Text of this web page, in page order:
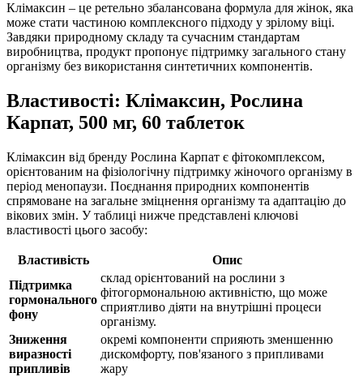
Клімаксин – це ретельно збалансована формула для жінок, яка
може стати частиною комплексного підходу у зрілому віці.
Завдяки природному складу та сучасним стандартам
виробництва, продукт пропонує підтримку загального стану
організму без використання синтетичних компонентів.
Властивості: Клімаксин, Рослина
Карпат, 500 мг, 60 таблеток
Клімаксин від бренду Рослина Карпат є фітокомплексом,
орієнтованим на фізіологічну підтримку жіночого організму в
період менопаузи. Поєднання природних компонентів
спрямоване на загальне зміцнення організму та адаптацію до
вікових змін. У таблиці нижче представлені ключові
властивості цього засобу:
Властивість
Опис
Підтримка
гормонального
фону
склад орієнтований на рослини з
фітогормональною активністю, що може
сприятливо діяти на внутрішні процеси
організму.
Зниження
виразності
припливів
окремі компоненти сприяють зменшенню
дискомфорту, пов'язаного з припливами
жару